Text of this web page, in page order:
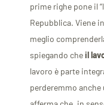
prime righe pone il
Repubblica. Viene
meglio
spiegando cheil
lavoro è parte
perderemmo